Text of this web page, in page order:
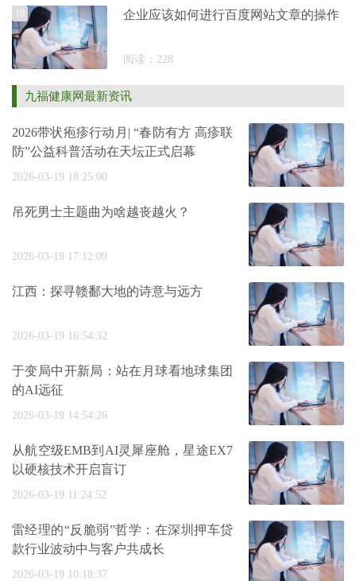
企业应该如何进行百度网站文章的操作
阅读：228
九福健康网最新资讯
2026带状疱疹行动月| “春防有方 高疹联
防”公益科普活动在天坛正式启幕
2026-03-19 18:25:00
吊死男士主题曲为啥越丧越火？
2026-03-19 17:12:09
江西：探寻赣鄱大地的诗意与远方
2026-03-19 16:54:32
于变局中开新局：站在月球看地球集团
的AI远征
2026-03-19 14:54:26
从航空级EMB到AI灵犀座舱，星途EX7
以硬核技术开启盲订
2026-03-19 11:24:52
雷经理的“反脆弱”哲学：在深圳押车贷
款行业波动中与客户共成长
2026-03-19 10:18:37